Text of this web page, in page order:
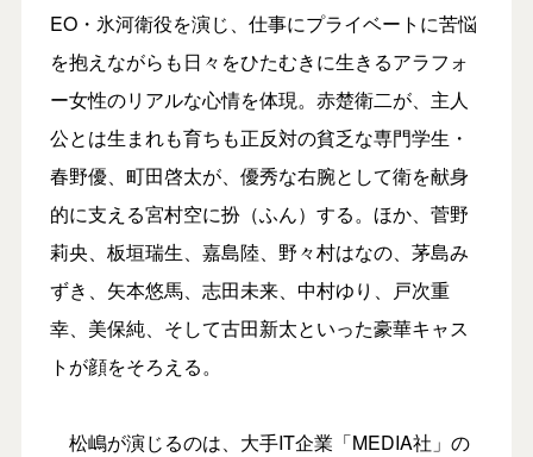
EO・氷河衛役を演じ、仕事にプライベートに苦悩
を抱えながらも日々をひたむきに生きるアラフォ
ー女性のリアルな心情を体現。赤楚衛二が、主人
公とは生まれも育ちも正反対の貧乏な専門学生・
春野優、町田啓太が、優秀な右腕として衛を献身
的に支える宮村空に扮（ふん）する。ほか、菅野
莉央、板垣瑞生、嘉島陸、野々村はなの、茅島み
ずき、矢本悠馬、志田未来、中村ゆり、戸次重
幸、美保純、そして古田新太といった豪華キャス
トが顔をそろえる。
松嶋が演じるのは、大手IT企業「MEDIA社」の